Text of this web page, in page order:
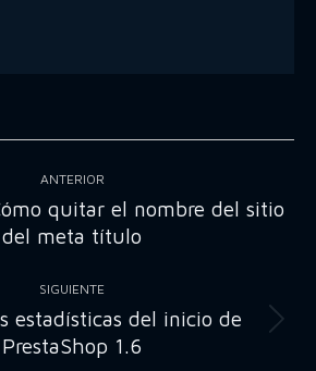
ANTERIOR
Publicación
anterior:
quitar el nombre del sitio
del meta título
SIGUIENTE
Publicación
siguiente:
estadísticas del inicio de
PrestaShop 1.6